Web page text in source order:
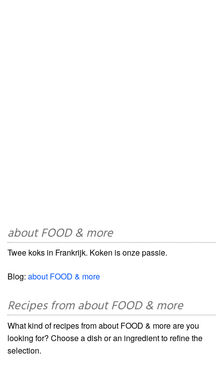
about FOOD & more
Twee koks in Frankrijk. Koken is onze passie.
Blog: about FOOD & more
Recipes from about FOOD & more
What kind of recipes from about FOOD & more are you
looking for? Choose a dish or an ingredient to refine the
selection.